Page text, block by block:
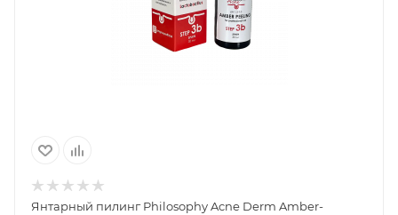
Янтарный пилинг Philosophy Acne Derm Amber-